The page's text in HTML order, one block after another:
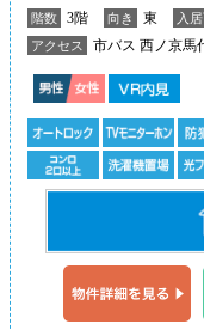
階数 3階 向き 東 入
アクセス 市バス 西ノ京馬